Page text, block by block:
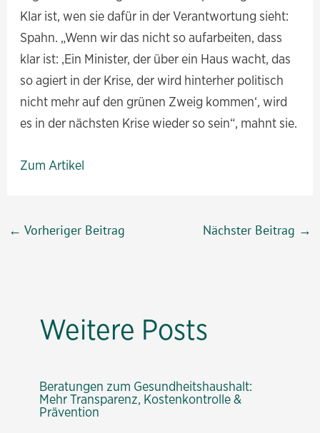
Klar ist, wen sie dafür in der Verantwortung sieht:
Spahn. „Wenn wir das nicht so aufarbeiten, dass
klar ist: ‚Ein Minister, der über ein Haus wacht, das
so agiert in der Krise, der wird hinterher politisch
nicht mehr auf den grünen Zweig kommen‘, wird
es in der nächsten Krise wieder so sein“, mahnt sie.
Zum Artikel
Beitragsnavigation
← Vorheriger Beitrag Nächster Beitrag →
Weitere Posts
Beratungen zum Gesundheitshaushalt:
Mehr Transparenz, Kostenkontrolle &
Prävention